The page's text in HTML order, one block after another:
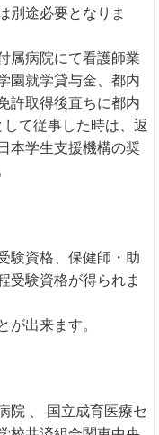
別途必要となりま
属病院にて看護師業
園就学貸与金、都内
許取得後直ちに都内
て従事した時は、返
本学生支援機構の奨
験資格、保健師・助
受験資格が得られま
が出来ます。
院 、 国立成育医療セ